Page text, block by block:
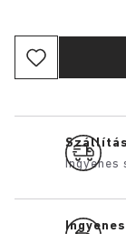
Ingyenes